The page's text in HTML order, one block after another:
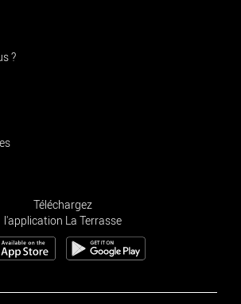
?
Téléchargez
l'application La Terrasse